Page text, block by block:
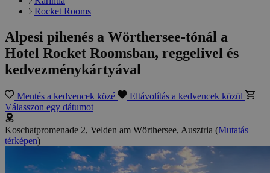
Rocket Rooms
Alpesi pihenés a Wörthersee-tónál a
Hotel Rocket Roomsban, reggelivel és
kedvezménykártyával
Mentés a kedvencek közé
Eltávolítás a kedvencek közül
Válasszon egy dátumot
Koschatpromenade 2, Velden am Wörthersee, Ausztria (Mutatás
térképen)